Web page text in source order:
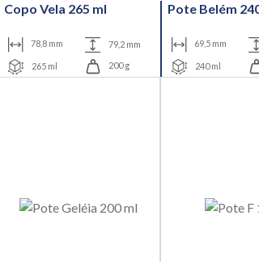
Copo Vela 265 ml
78,8 mm 79,2 mm
265 ml 200 g
Pote Belém
69,5 mm
240 ml